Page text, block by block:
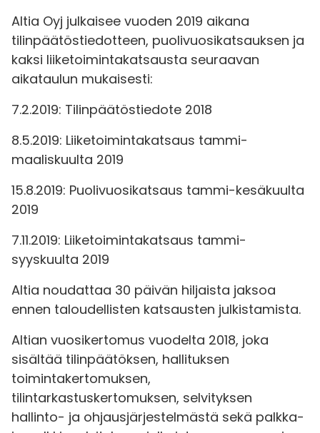
Altia Oyj julkaisee vuoden 2019 aikana
tilinpäätöstiedotteen, puolivuosikatsauksen ja
kaksi liiketoimintakatsausta seuraavan
aikataulun mukaisesti:
7.2.2019: Tilinpäätöstiedote 2018
8.5.2019: Liiketoimintakatsaus tammi-
maaliskuulta 2019
15.8.2019: Puolivuosikatsaus tammi-kesäkuulta
2019
7.11.2019: Liiketoimintakatsaus tammi-
syyskuulta 2019
Altia noudattaa 30 päivän hiljaista jaksoa
ennen taloudellisten katsausten julkistamista.
Altian vuosikertomus vuodelta 2018, joka
sisältää tilinpäätöksen, hallituksen
toimintakertomuksen,
tilintarkastuskertomuksen, selvityksen
hallinto- ja ohjausjärjestelmästä sekä palkka-